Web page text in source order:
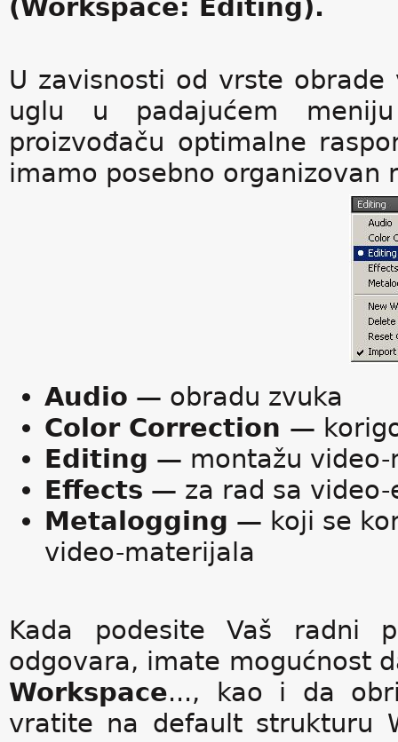
(Workspace: Editing).
U zavisnosti od vrste
uglu u padajućem
proizvođaču optimalne
imamo posebno organizovan
Audio — obradu zvuka
Color Correction —
Editing — montažu video-
Effects — za rad sa
Metalogging — koji se
video-materijala
Kada podesite Vaš radni
odgovara, imate mogućnost
Workspace..., kao i da
vratite na default strukturu